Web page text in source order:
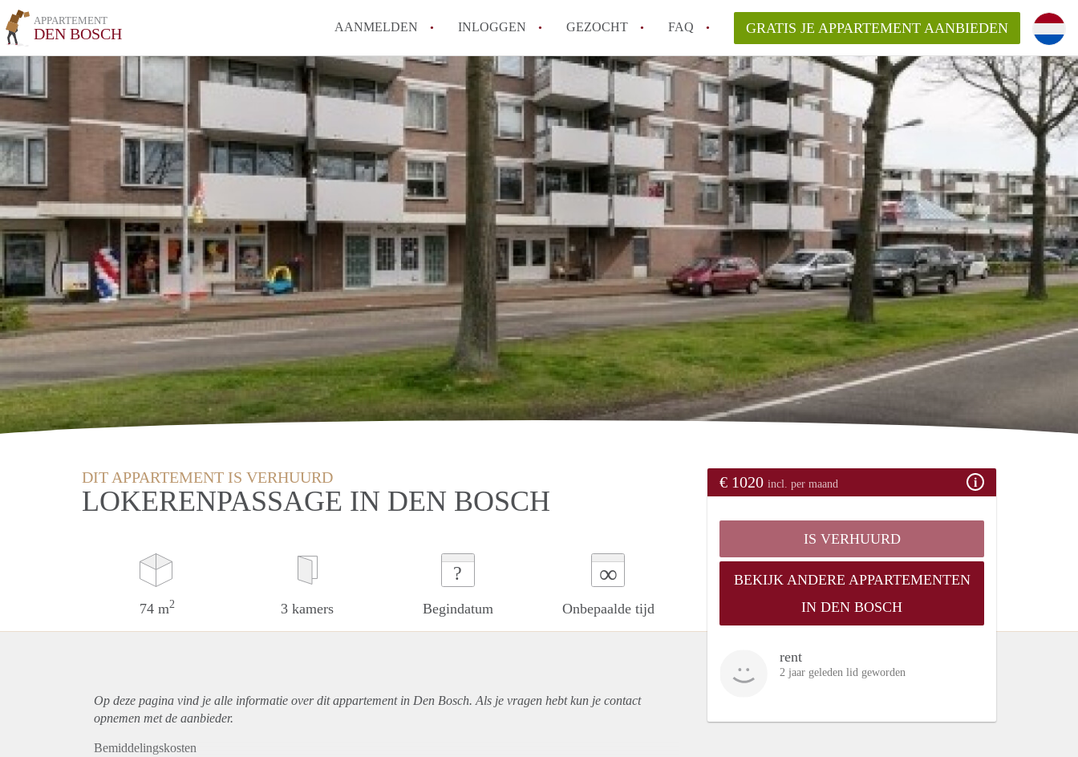
APPARTEMENT
DEN BOSCH AANMELDEN INLOGGEN GEZOCHT FAQ
How to translate AppartementDenBosch!
Wat is AppartementDenBosch?
Hoeveel kost het om te reageren op een Appartement in Den Bosch?
Wat is de privacyverklaring van AppartementDenBosch?
Berekent AppartementDenBosch
makelaarsvergoeding/bemiddelingsvergoeding?
Alle veelgestelde vragen
GRATIS JE APPARTEMENT AANBIEDEN
DIT APPARTEMENT IS VERHUURD
LOKERENPASSAGE IN DEN BOSCH
74 m2 3 kamers
?
Begindatum
∞
Onbepaalde tijd
€ 1020 incl. per maand
IS VERHUURD
BEKIJK ANDERE APPARTEMENTEN
IN DEN BOSCH
rent
2 jaar geleden lid geworden
Op deze pagina vind je alle informatie over ditappartementin Den Bosch. Als je vragen hebt kun je contact
opnemen met de aanbieder.
Bemiddelingskosten